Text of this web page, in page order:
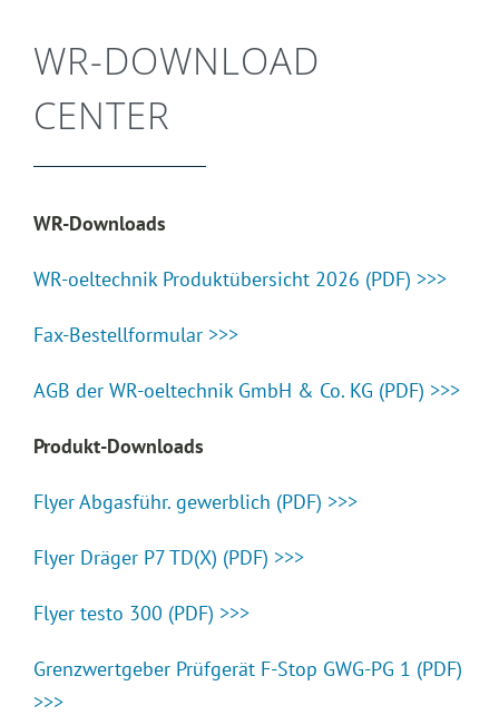
WR-DOWNLOAD
CENTER
WR-Downloads
WR-oeltechnik Produktübersicht 2026 (PDF) >>>
Fax-Bestellformular >>>
AGB der WR-oeltechnik GmbH & Co. KG (PDF) >>>
Produkt-Downloads
Flyer Abgasführ. gewerblich (PDF) >>>
Flyer Dräger P7 TD(X) (PDF) >>>
Flyer testo 300 (PDF) >>>
Grenzwertgeber Prüfgerät F-Stop GWG-PG 1 (PDF)
>>>